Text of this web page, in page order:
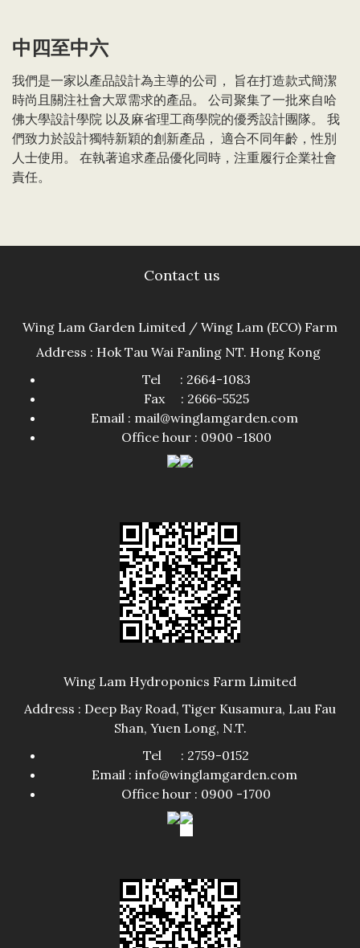
中四至中六
我們是一家以產品設計為主導的公司， 旨在打造款式簡潔
時尚且關注社會大眾需求的產品。 公司聚集了一批來自哈
佛大學設計學院 以及麻省理工商學院的優秀設計團隊。 我
們致力於設計獨特新穎的創新產品， 適合不同年齡，性別
人士使用。 在執著追求產品優化同時，注重履行企業社會
責任。
Contact us
Wing Lam Garden Limited / Wing Lam (ECO) Farm
Address : Hok Tau Wai Fanling NT. Hong Kong
Tel : 2664-1083
Fax : 2666-5525
Email : mail@winglamgarden.com
Office hour : 0900 -1800​
Wing Lam Hydroponics Farm Limited
Address : Deep Bay Road, Tiger Kusamura, Lau Fau
Shan, Yuen Long, N.T.
Tel : 2759-0152
Email : info@winglamgarden.com
Office hour : 0900 -1700​